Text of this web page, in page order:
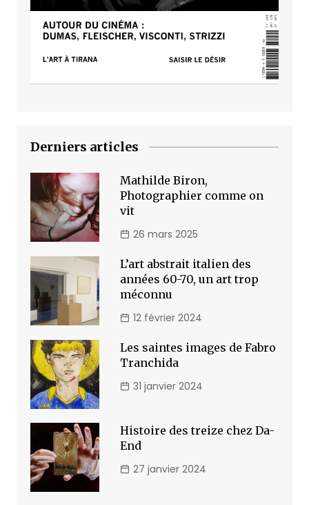
Derniers articles
Mathilde Biron,
Photographier comme on
vit
26 mars 2025
L’art abstrait italien des
années 60-70, un art trop
méconnu
12 février 2024
Les saintes images de Fabro
Tranchida
31 janvier 2024
Histoire des treize chez Da-
End
27 janvier 2024